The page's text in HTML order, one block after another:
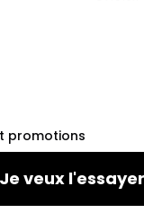
promotions
Je veux l'essayer